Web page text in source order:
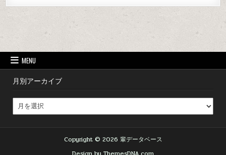
MENU
月別アーカイブ
Copyright © 2026 輩データベース